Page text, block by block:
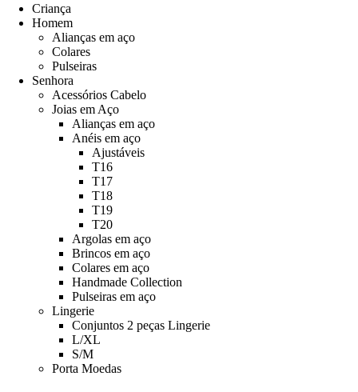
Criança
Homem
Alianças em aço
Colares
Pulseiras
Senhora
Acessórios Cabelo
Joias em Aço
Alianças em aço
Anéis em aço
Ajustáveis
T16
T17
T18
T19
T20
Argolas em aço
Brincos em aço
Colares em aço
Handmade Collection
Pulseiras em aço
Lingerie
Conjuntos 2 peças Lingerie
L/XL
S/M
Porta Moedas